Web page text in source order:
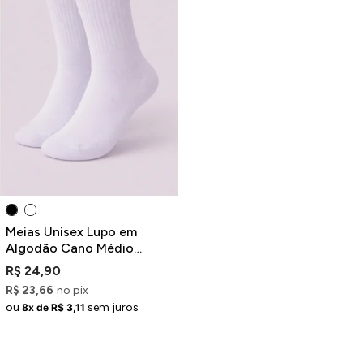
Meias Unisex Lupo em
Algodão Cano Médio
Branca
R$ 24,90
R$ 23,66 no pix
ou 8x de R$ 3,11 sem juros